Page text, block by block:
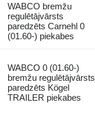
WABCO bremžu
regulētājvārsts
paredzēts Carnehl 0
(01.60-) piekabes
WABCO 0 (01.60-)
bremžu regulētājvārsts
paredzēts Kögel
TRAILER piekabes